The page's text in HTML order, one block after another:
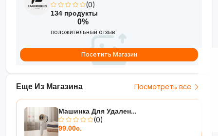
Еще Из Магазина Посмотреть все
Машинка Для Удален...
(0)
99.00с.
(0)
134 продукты
0%
положительный отзыв
Посетить Магазин